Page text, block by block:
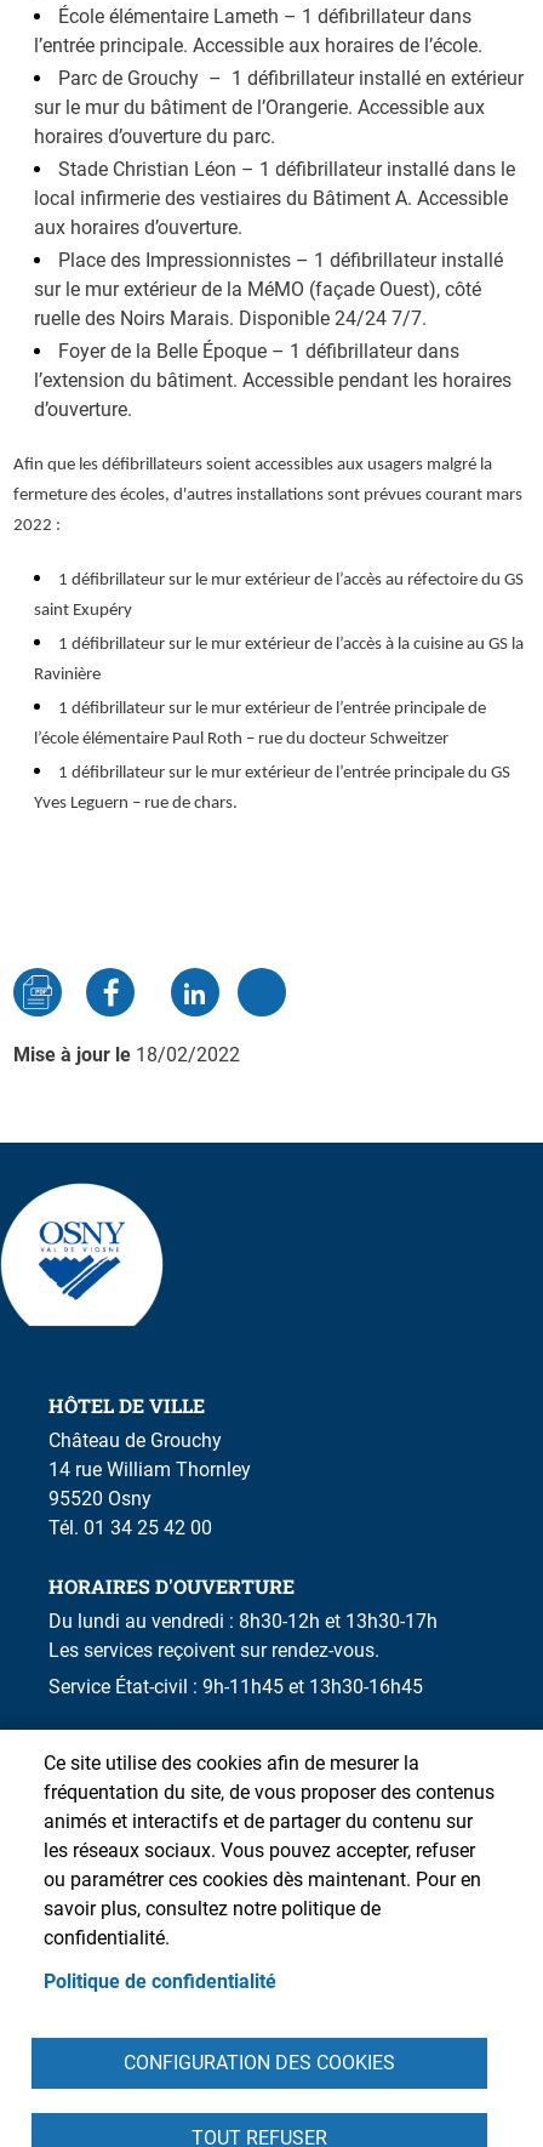
École élémentaire Lameth – 1 défibrillateur dans
l’entrée principale. Accessible aux horaires de l’école.
Parc de Grouchy – 1 défibrillateur installé en extérieur
sur le mur du bâtiment de l’Orangerie. Accessible aux
horaires d’ouverture du parc.
Stade Christian Léon – 1 défibrillateur installé dans le
local infirmerie des vestiaires du Bâtiment A. Accessible
aux horaires d’ouverture.
Place des Impressionnistes – 1 défibrillateur installé
sur le mur extérieur de la MéMO (façade Ouest), côté
ruelle des Noirs Marais. Disponible 24/24 7/7.
Foyer de la Belle Époque – 1 défibrillateur dans
l’extension du bâtiment. Accessible pendant les horaires
d’ouverture.
Afin que les défibrillateurs soient accessibles aux usagers malgré la
fermeture des écoles, d'autres installations sont prévues courant mars
2022 :
1 défibrillateur sur le mur extérieur de l’accès au réfectoire du GS
saint Exupéry
1 défibrillateur sur le mur extérieur de l’accès à la cuisine au GS la
Ravinière
1 défibrillateur sur le mur extérieur de l’entrée principale de
l’école élémentaire Paul Roth – rue du docteur Schweitzer
1 défibrillateur sur le mur extérieur de l’entrée principale du GS
Yves Leguern – rue de chars.
Mise à jour le 18/02/2022
HÔTEL DE VILLE
Château de Grouchy
14 rue William Thornley
95520 Osny
Tél. 01 34 25 42 00
HORAIRES D'OUVERTURE
Du lundi au vendredi : 8h30-12h et 13h30-17h
Les services reçoivent sur rendez-vous.
Service État-civil : 9h-11h45 et 13h30-16h45
Ce site utilise des cookies afin de mesurer la
fréquentation du site, de vous proposer des contenus
animés et interactifs et de partager du contenu sur
les réseaux sociaux. Vous pouvez accepter, refuser
ou paramétrer ces cookies dès maintenant. Pour en
savoir plus, consultez notre politique de
confidentialité.
Politique de confidentialité
CONFIGURATION DES COOKIES
TOUT REFUSER
Pied de pagePlan du siteContactIntranetMentions légales
Accessibilité : partiellement conforme